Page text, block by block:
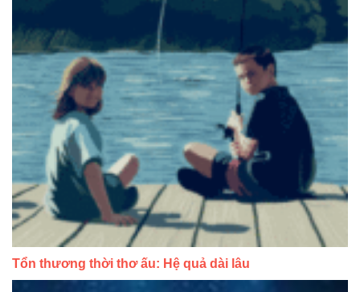
Tổn thương thời thơ ấu: Hệ quả dài lâu